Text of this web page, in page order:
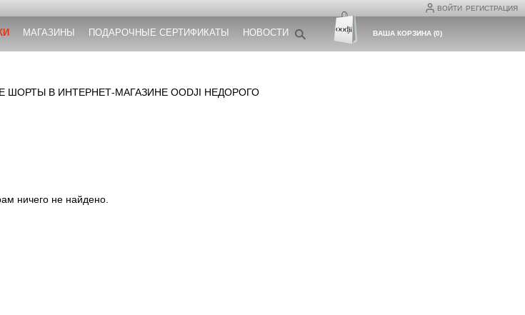
ВОЙТИ РЕГИСТРАЦИЯ
МАГАЗИНЫ ПОДАРОЧНЫЕ СЕРТИФИКАТЫ НОВОСТИ ВАША КОРЗИНА(0)
ШОРТЫ В ИНТЕРНЕТ-МАГАЗИНЕ OODJI НЕДОРОГО
ничего не найдено.